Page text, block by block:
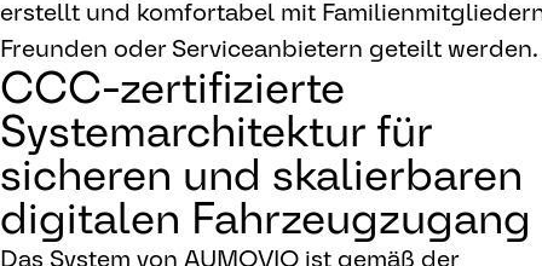
erstellt und komfortabel mit
Freunden oder Serviceanbietern geteilt werden.
CCC-zertifizierte
Systemarchitektur für
sicheren und skalierbaren
digitalen Fahrzeugzugang
Das System von AUMOVIO ist gemäß der